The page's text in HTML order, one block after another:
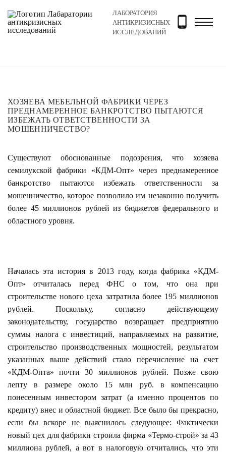
ЛАБОРАТОРИЯ
АНТИКРИЗИСНЫХ
ИССЛЕДОВАНИЙ
Главная Новости и блог Новости Хозяева
ХОЗЯЕВА МЕБЕЛЬНОЙ ФАБРИКИ ЧЕРЕЗ
ПРЕДНАМЕРЕННОЕ БАНКРОТСТВО ПЫТАЮТСЯ
ИЗБЕЖАТЬ ОТВЕТСТВЕННОСТИ ЗА
МОШЕННИЧЕСТВО?
Существуют обоснованные подозрения, что хозяева
семилукской фабрики «КДМ-Опт» через преднамеренное
банкротство пытаются избежать ответственности за
мошенничество, которое позволило им незаконно получить
более 45 миллионов рублей из бюджетов федерального и
областного уровня.
Началась эта история в 2013 году, когда фабрика «КДМ-
Опт» отчиталась перед ФНС о том, что она при
строительстве нового цеха затратила более 195 миллионов
рублей. Поскольку, согласно действующему
законодательству, государство возвращает предприятию
суммы налога с инвестиций, направляемых на развитие,
строительство производственных мощностей, результатом
указанных выше действий стало перечисление на счет
«КДМ-Опта» почти 30 миллионов рублей. Позже свою
лепту в размере около 15 млн руб. в компенсацию
понесенным инвестором затрат (а именно процентов по
кредиту) внес и областной бюджет. Все было бы прекрасно,
если бы вскоре не выяснилось следующее: Фактически
новый цех для фабрики строила фирма «Термо-строй» за 43
миллиона рублей, а вот в налоговую отчитались, что эти